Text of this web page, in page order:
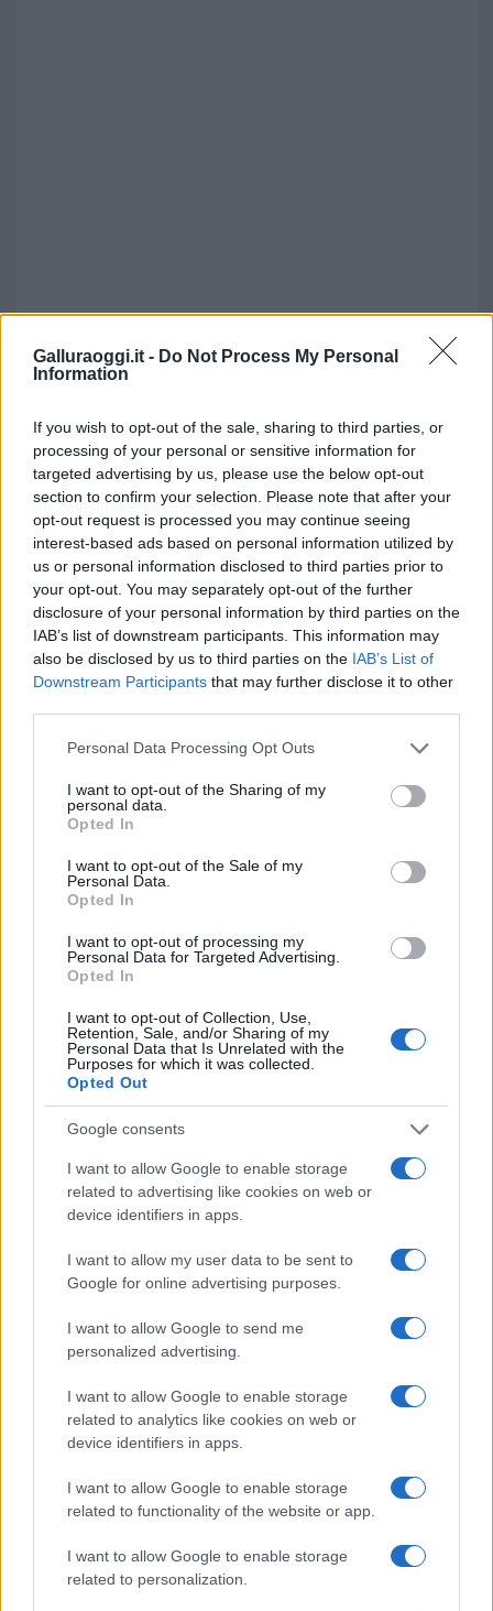
Galluraoggi.it - Do Not Process My Personal
Information
If you wish to opt-out of the sale, sharing to third parties, or
processing of your personal or sensitive information for
targeted advertising by us, please use the below opt-out
section to confirm your selection. Please note that after your
opt-out request is processed you may continue seeing
interest-based ads based on personal information utilized by
us or personal information disclosed to third parties prior to
your opt-out. You may separately opt-out of the further
disclosure of your personal information by third parties on the
IAB’s list of downstream participants. This information may
also be disclosed by us to third parties on the IAB’s List of
Downstream Participants that may further disclose it to other
Please note that this website/app uses one or more Google
not limited to your visit or usage behaviour. You may click to
grant or deny consent to Google and its third-party tags to
use your data for below specified purposes in below Google
consent section.
Personal Data Processing Opt Outs
I want to opt-out of the Sharing of my
personal data.
Opted In
I want to opt-out of the Sale of my
Personal Data.
Opted In
I want to opt-out of processing my
Personal Data for Targeted Advertising.
Opted In
I want to opt-out of Collection, Use,
Retention, Sale, and/or Sharing of my
Personal Data that Is Unrelated with the
Purposes for which it was collected.
Opted Out
Google consents
I want to allow Google to enable storage
related to advertising like cookies on web or
device identifiers in apps.
I want to allow my user data to be sent to
Google for online advertising purposes.
I want to allow Google to send me
personalized advertising.
I want to allow Google to enable storage
related to analytics like cookies on web or
device identifiers in apps.
I want to allow Google to enable storage
related to functionality of the website or app.
I want to allow Google to enable storage
related to personalization.
Vuoi rimuovere le pubblicità nazionali?
Puoi abbonarti asoli € 1,10 al mese
cliccandoqui
Sei già abbonato?
Puoi effettuare l'accesso andando nella
sezione Login
cliccando
Notizie in tempo reale?
Entra nel canale telegram di
GalluraOggi.it
Inviaci le tue segnalazioni,
Su WhatsApp al numero +39
345 356 7512
Ricevi le nostre ultime news
daGoogle News
Condividi l'articolo